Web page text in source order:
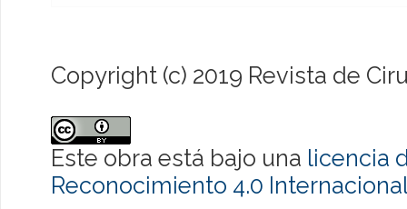
Copyright (c) 2019 Revista de
Este obra está bajo una licencia
Reconocimiento 4.0